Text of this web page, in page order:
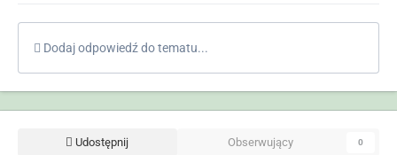
Dodaj odpowiedź do tematu...
Udostępnij Obserwujący 0